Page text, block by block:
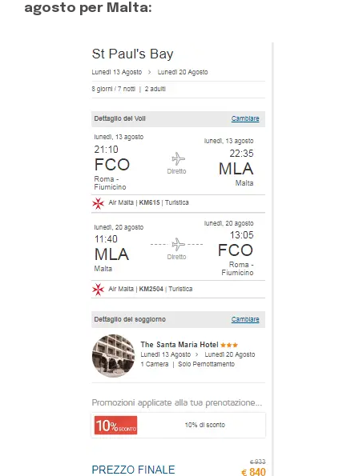
agosto per Malta: